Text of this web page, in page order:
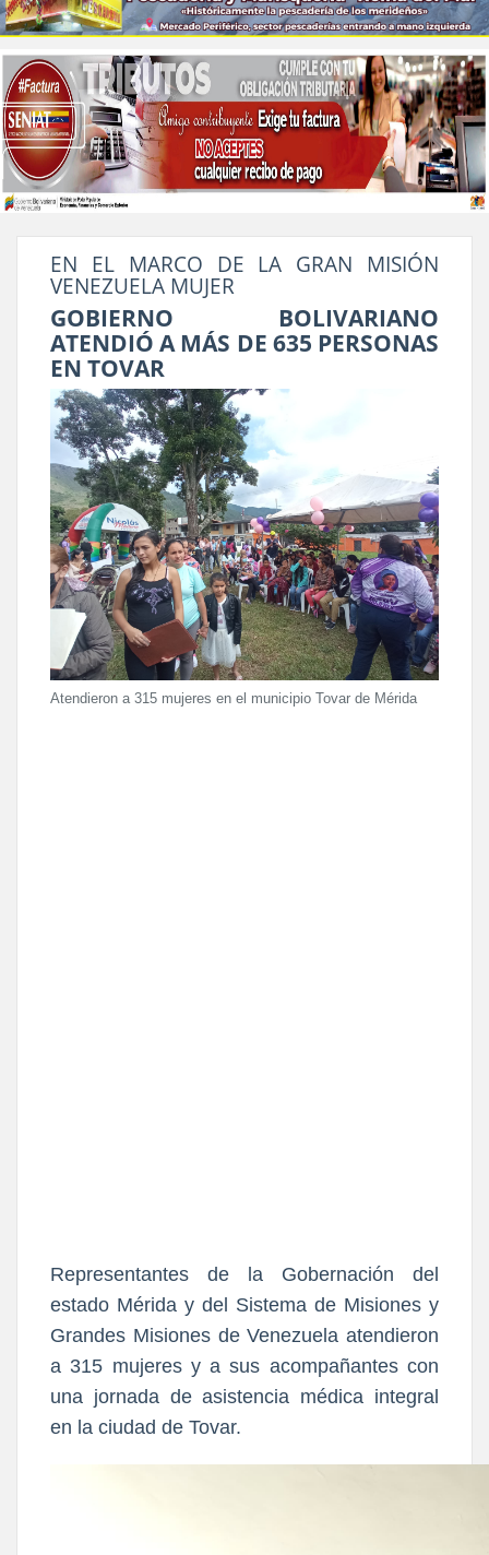
EN EL MARCO DE LA GRAN MISIÓN
VENEZUELA MUJER
GOBIERNO BOLIVARIANO
ATENDIÓ A MÁS DE 635 PERSONAS
EN TOVAR
Atendieron a 315 mujeres en el municipio Tovar de Mérida
Representantes de la Gobernación del
estado Mérida y del Sistema de Misiones y
Grandes Misiones de Venezuela atendieron
a 315 mujeres y a sus acompañantes con
una jornada de asistencia médica integral
en la ciudad de Tovar.